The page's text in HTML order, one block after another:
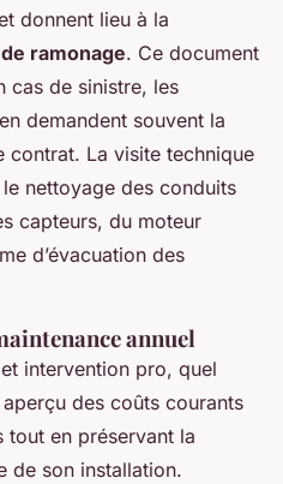
donnent lieu à la
ramonage. Ce document
cas de sinistre, les
demandent souvent la
La visite technique
nettoyage des conduits
capteurs, du moteur
d’évacuation des
annuel
intervention pro, quel
des coûts courants
tout en préservant la
de son installation.